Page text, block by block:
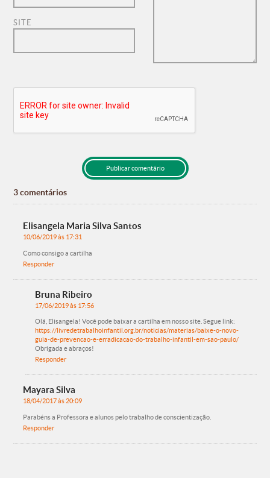
SITE
3 comentários
Elisangela Maria Silva Santos
10/06/2019 às 17:31
Como consigo a cartilha
Responder
Bruna Ribeiro
17/06/2019 às 17:56
Olá, Elisangela! Você pode baixar a cartilha em nosso site. Segue link:
https://livredetrabalhoinfantil.org.br/noticias/materias/baixe-o-novo-
guia-de-prevencao-e-erradicacao-do-trabalho-infantil-em-sao-paulo/
Obrigada e abraços!
Responder
Mayara Silva
18/04/2017 às 20:09
Parabéns a Professora e alunos pelo trabalho de conscientização.
Responder